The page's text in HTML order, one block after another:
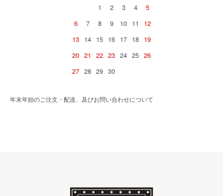
1
2 3 4
5
6
7 8 9 10 11
12
13 14 15 16 17 18 19
20 21 22 23 24 25 26
27 28 29 30
年末年始のご注文・配送、及びお問い合わせについて